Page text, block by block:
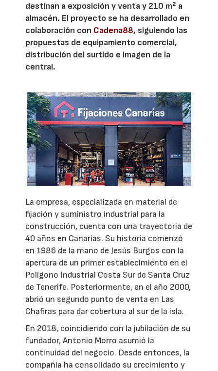
destinan a exposición y venta y 210 m² a
almacén. El proyecto se ha desarrollado en
colaboración con Cadena88, siguiendo las
propuestas de equipamiento comercial,
distribución del surtido e imagen de la
central.
La empresa, especializada en material de
fijación y suministro industrial para la
construcción, cuenta con una trayectoria de
40 años en Canarias. Su historia comenzó
en 1986 de la mano de Jesús Burgos con la
apertura de un primer establecimiento en el
Polígono Industrial Costa Sur de Santa Cruz
de Tenerife. Posteriormente, en el año 2000,
abrió un segundo punto de venta en Las
Chafiras para dar cobertura al sur de la isla.
En 2018, coincidiendo con la jubilación de su
fundador, Antonio Morro asumió la
continuidad del negocio. Desde entonces, la
compañía ha consolidado su crecimiento y